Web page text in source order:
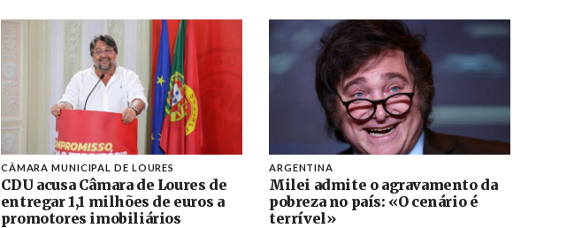
CÂMARA MUNICIPAL DE LOURES
CDU acusa Câmara de Loures de
entregar 1,1 milhões de euros a
promotores imobiliários
ARGENTINA
Milei admite o agravamento da
pobreza no país: «O cenário é
terrível»